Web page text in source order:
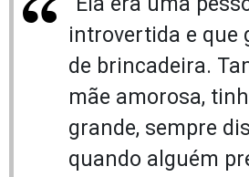
introvertida e que
de brincadeira.
mãe amorosa,
grande, sempre
quando alguém